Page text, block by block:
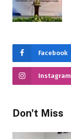
Facebook
Instagram
Don't Miss